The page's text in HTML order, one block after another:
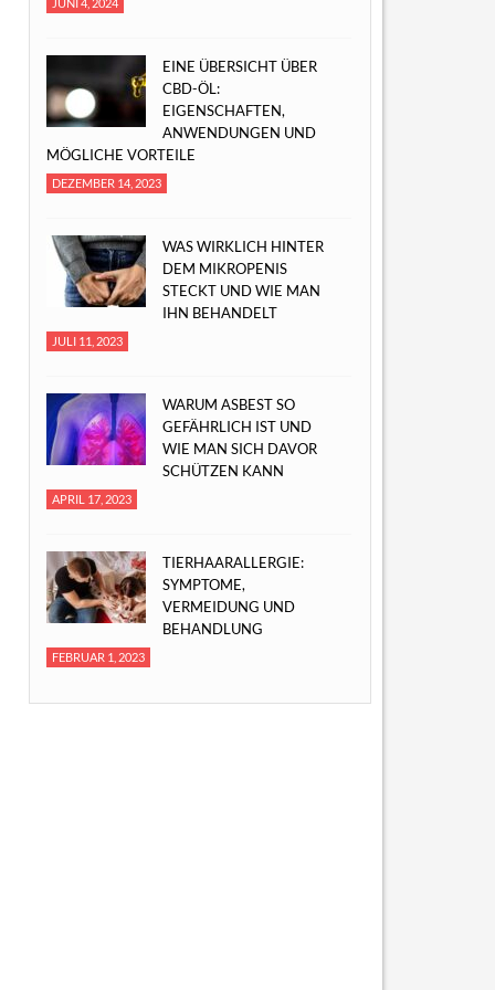
EINE ÜBERSICHT ÜBER
CBD-ÖL:
EIGENSCHAFTEN,
ANWENDUNGEN UND
MÖGLICHE VORTEILE
DEZEMBER 14, 2023
WAS WIRKLICH HINTER
DEM MIKROPENIS
STECKT UND WIE MAN
IHN BEHANDELT
JULI 11, 2023
WARUM ASBEST SO
GEFÄHRLICH IST UND
WIE MAN SICH DAVOR
SCHÜTZEN KANN
APRIL 17, 2023
TIERHAARALLERGIE:
SYMPTOME,
VERMEIDUNG UND
BEHANDLUNG
FEBRUAR 1, 2023